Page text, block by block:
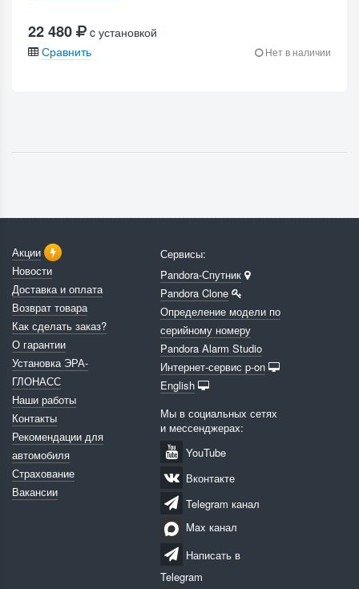
22 480
c установкой
Сравнить
Нет в наличии
Акции
Новости
Доставка и оплата
Возврат товара
Как сделать заказ?
О гарантии
Установка ЭРА-
ГЛОНАСС
Наши работы
Контакты
Рекомендации для
автомобиля
Страхование
Вакансии
Сервисы:
Pandora-Спутник
Pandora Clone
Определение модели по
серийному номеру
Pandora Alarm Studio
Интернет-сервис p-on
English
Мы в социальных сетях
и мессенджерах:
YouTube
Вконтакте
Telegram канал
Max канал
Написать в
Telegram